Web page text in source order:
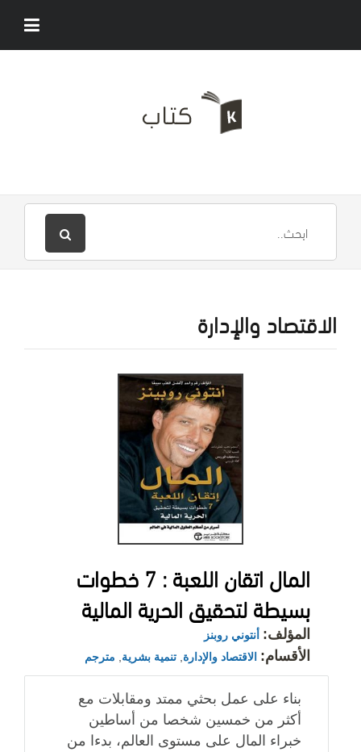
الاقتصاد والإدارة
المال اتقان اللعبة : 7 خطوات
بسيطة لتحقيق الحرية المالية
المؤلف: أنتوني روبنز
الأقسام: الاقتصاد والإدارة تنمية بشرية مترجم
بناء على عمل بحثي ممتد ومقابلات مع
أكثر من خمسين شخصا من أساطين
خبراء المال على مستوى العالم، بدءا من